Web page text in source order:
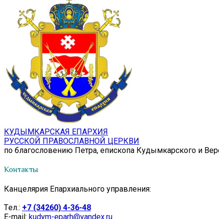
КУДЫМКАРСКАЯ ЕПАРХИЯ
РУССКОЙ ПРАВОСЛАВНОЙ ЦЕРКВИ
по благословению Петра, епископа Кудымкарского и
Контакты
Канцелярия Епархиального управления:
Tел.: +7 (34260) 4-36-48
E-mail: kudym-eparh@yandex.ru